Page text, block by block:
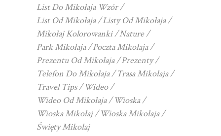
List Do Mikołaja Wzór
List Od Mikołaja
Listy Od Mikołaja
Mikołaj Kolorowanki
Nature
Park Mikołaja
Poczta Mikołaja
Prezentu Od Mikołaja
Prezenty
Telefon Do Mikołaja
Trasa Mikołaja
Travel Tips
Wideo
Wideo Od Mikołaja
Wioska
Wioska Mikołaj
Wioska Mikołaja
Święty Mikołaj